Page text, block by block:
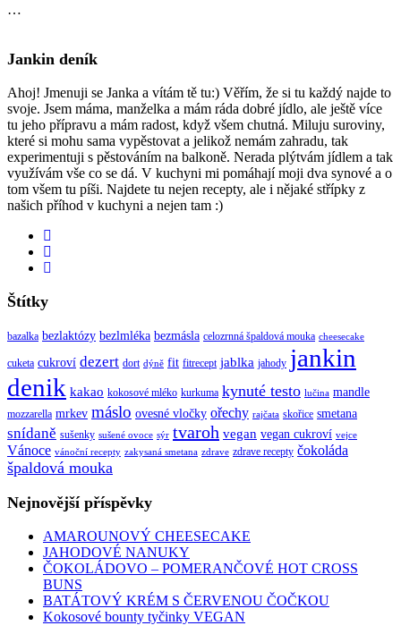
…
Jankin deník
Ahoj! Jmenuji se Janka a vítám tě tu:) Věřím, že si tu každý najde to
svoje. Jsem máma, manželka a mám ráda dobré jídlo, ale ještě více
tu jeho přípravu a mám radost, když všem chutná. Miluju suroviny,
které si mohu sama vypěstovat a jelikož nemám zahradu, tak
experimentuji s pěstováním na balkoně. Nerada plýtvám jídlem a tak
využívám vše co se dá. V kuchyni mi pomáhají moji dva synové a o
tom všem tu píši. Najdete tu nejen recepty, ale i nějaké střípky z
našich příhod v kuchyni a nejen tam :)
Štítky
bazalka bezlaktózy bezlmléka bezmásla celozrnná špaldová mouka cheesecake
cuketa cukroví dezert dort dýně fit fitrecept jablka jahody jankin
denik kakao kokosové mléko kurkuma kynuté testo lučina mandle
mozzarella mrkev máslo ovesné vločky ořechy rajčata skořice smetana
snídaně sušenky sušené ovoce sýr tvaroh vegan vegan cukroví vejce
Vánoce vánoční recepty zakysaná smetana zdrave zdrave recepty čokoláda
špaldová mouka
Nejnovější příspěvky
AMAROUNOVÝ CHEESECAKE
JAHODOVÉ NANUKY
ČOKOLÁDOVO – POMERANČOVÉ HOT CROSS
BUNS
BATÁTOVÝ KRÉM S ČERVENOU ČOČKOU
Kokosové bounty tyčinky VEGAN